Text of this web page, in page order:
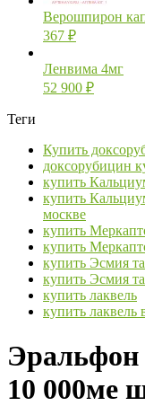
Верошпирон
367 ₽
Ленвима 4мг
52 900 ₽
Теги
Купить
доксорубицин
купить
купить
москве
купить
купить
купить Эсмия
купить Эсмия
купить лаквель
купить лаквель
Эральфон
10 000ме